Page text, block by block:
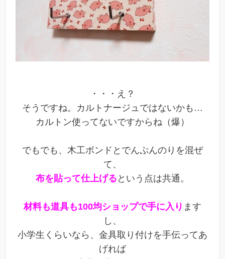
・・・え？
そうですね。カルトナージュではないかも…
カルトン使ってないですからね（爆）
でもでも、木工ボンドとでんぷんのりを混ぜ
て、
布を貼って仕上げる という点は共通。
材料も道具も100均ショップで手に入り ます
し、
小学生くらいなら、金具取り付けを手伝ってあ
げれば